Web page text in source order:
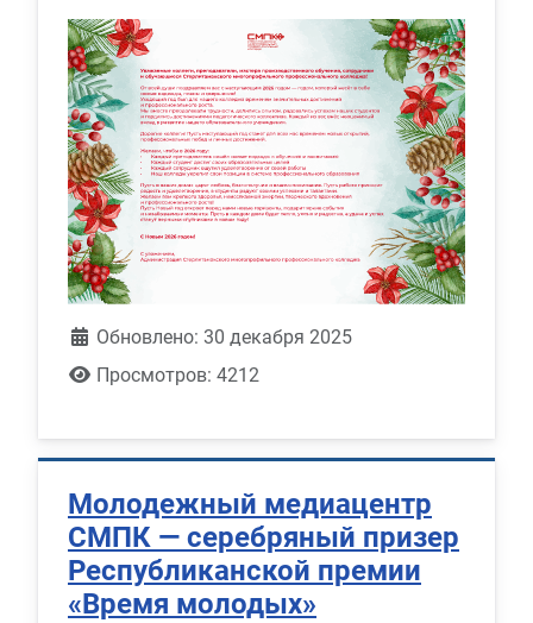
Обновлено: 30 декабря 2025
Просмотров: 4212
Молодежный медиацентр
СМПК — серебряный призер
Республиканской премии
«Время молодых»